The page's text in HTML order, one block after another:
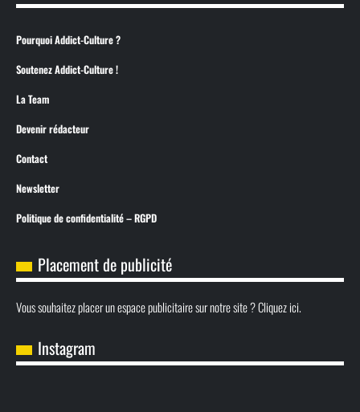
Pourquoi Addict-Culture ?
Soutenez Addict-Culture !
La Team
Devenir rédacteur
Contact
Newsletter
Politique de confidentialité – RGPD
Placement de publicité
Vous souhaitez placer un espace publicitaire sur notre site ? Cliquez ici.
Instagram